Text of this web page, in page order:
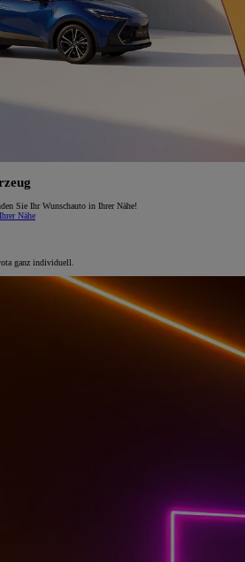
Sie Ihr Wunschauto in Ihrer Nähe!
Nähe
ganz individuell.